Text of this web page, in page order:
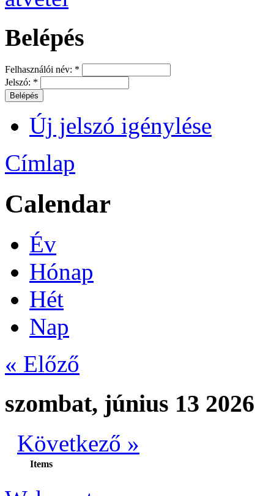
Belépés
Felhasználói név: *
Jelszó: *
Új jelszó igénylése
Címlap
Calendar
Év
Hónap
Hét
Nap
« Előző
szombat, június 13 2026
Következő »
Items